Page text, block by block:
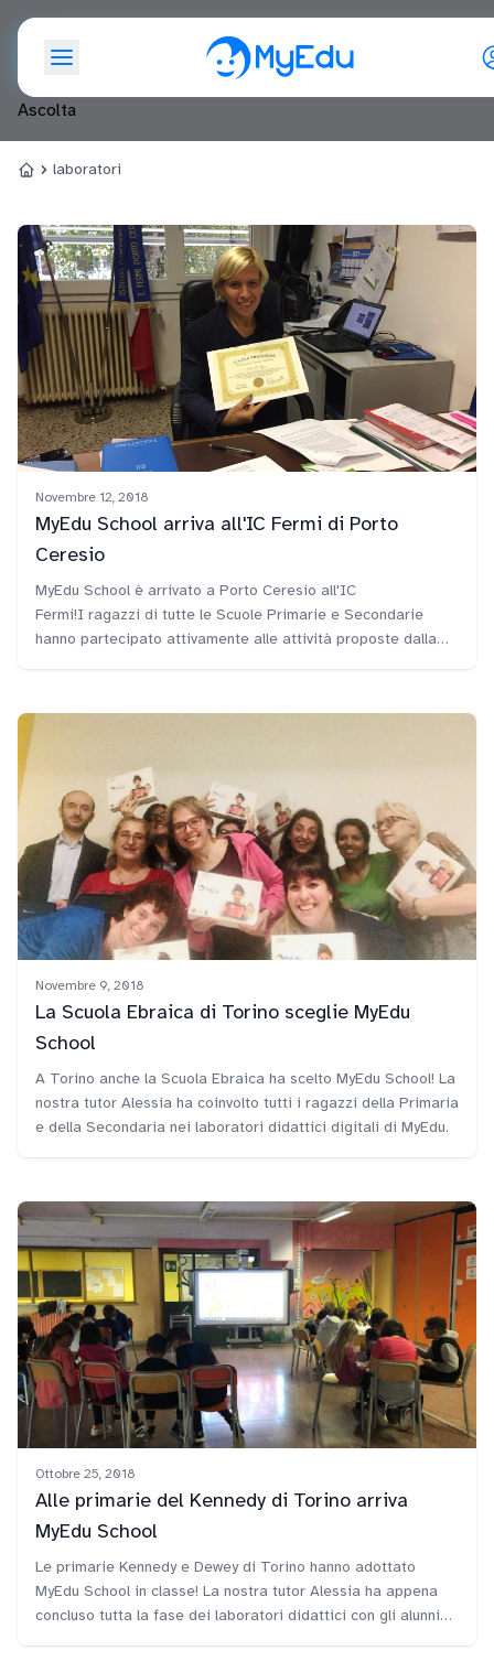
Ascolta
laboratori
Homelaboratori
Novembre 12, 2018
MyEdu School arriva all'IC Fermi di Porto
Ceresio
MyEdu School è arrivato a Porto Ceresio all'IC
Fermi!I ragazzi di tutte le Scuole Primarie e Secondarie
hanno partecipato attivamente alle attività proposte dalla
Novembre 9, 2018
La Scuola Ebraica di Torino sceglie MyEdu
School
A Torino anche la Scuola Ebraica ha scelto MyEdu School! La
nostra tutor Alessia ha coinvolto tutti i ragazzi della Primaria
e della Secondaria nei laboratori didattici digitali di MyEdu.
Ottobre 25, 2018
Alle primarie del Kennedy di Torino arriva
MyEdu School
Le primarie Kennedy e Dewey di Torino hanno adottato
MyEdu School in classe! La nostra tutor Alessia ha appena
concluso tutta la fase dei laboratori didattici con gli alunni